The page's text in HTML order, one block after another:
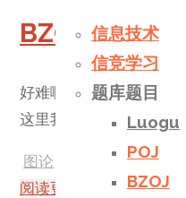
信息技术
信竞学习
题库题目
Luogu
POJ
BZOJ
BZOJ 1503 /
好难啊！！！
这里我的算法是学习了洛
图论 平衡树/ 线段树
阅读更多
"BZOJ 1503 /